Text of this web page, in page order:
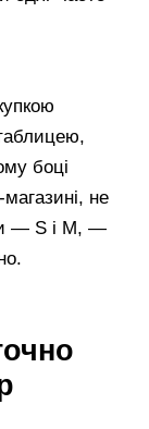
боці
не
— S і M, —